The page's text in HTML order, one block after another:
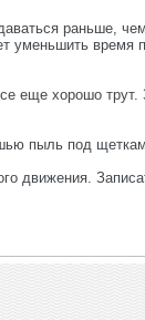
раньше,
уменьшить время
еще хорошо
пыль под
движения.